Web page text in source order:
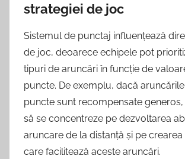
strategiei de joc
Sistemul de punctaj influențează
de joc, deoarece echipele pot
tipuri de aruncări în funcție de
puncte. De exemplu, dacă
puncte sunt recompensate
să se concentreze pe dezvoltarea
aruncare de la distanță și pe
care facilitează aceste aruncări.